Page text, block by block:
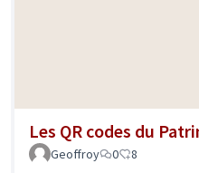
Les QR codes du
Geoffroy
0 8